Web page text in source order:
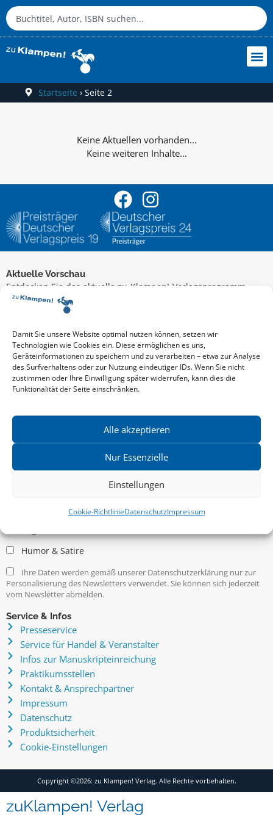
Damit Sie unsere Website optimal nutzen können, setzen wir
Technologien wie Cookies ein. Diese ermöglichen es uns,
Geräteinformationen zu speichern und zu verarbeiten – etwa zur Analyse
des Surfverhaltens oder zur Nutzung eindeutiger IDs. Wenn Sie nicht
zustimmen oder Ihre Einwilligung später widerrufen, kann dies die
Funktionalität der Seite einschränken.
Alle akzeptieren
Nur Essenzielle
Einstellungen
Cookie-RichtlinieDatenschutzImpressum
Startseite › Seite 2
Keine weiteren Inhalte...
Aktuelle Vorschau
Entdecken Sie das aktuelle zu-Klampen!-Verlagsprogramm.
Hier finden Sie die Verlagsvorschau – einfach direkt online
reinlesen oder herunterladen.
Mehr aktuelle Vorschauen ansehen
Newsletter
News zu aktuellen Neuheiten und Nachrichten im zu Klampen!
Verlag – jederzeit wieder abbestellbar.
Kritische Theorie / Philosophie
Belletristik & Biografien
Humor & Satire
Ihre Daten werden gemäß unserer Datenschutzerklärung nur zur
Personalisierung des Newsletters verwendet. Sie können sich jederzeit
vom Newsletter abmelden.
Service & Infos
Presseservice
Service für Handel & Veranstalter
Infos zur Manuskripteinreichung
Praktikumsstellen
Kontakt & Ansprechpartner
Impressum
Datenschutz
Produktsicherheit
Cookie-Einstellungen
Copyright ©2026: zu Klampen! Verlag. Alle Rechte vorbehalten.
zuKlampen! Verlag